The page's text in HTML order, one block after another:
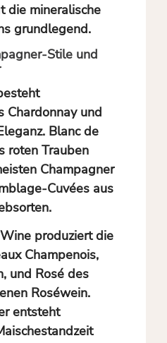
die mineralische
grundlegend.
Stile und
Chardonnay und
Blanc de
roten Trauben
Champagner
Cuvées aus
produziert die
Champenois,
und Rosé des
Roséwein.
entsteht